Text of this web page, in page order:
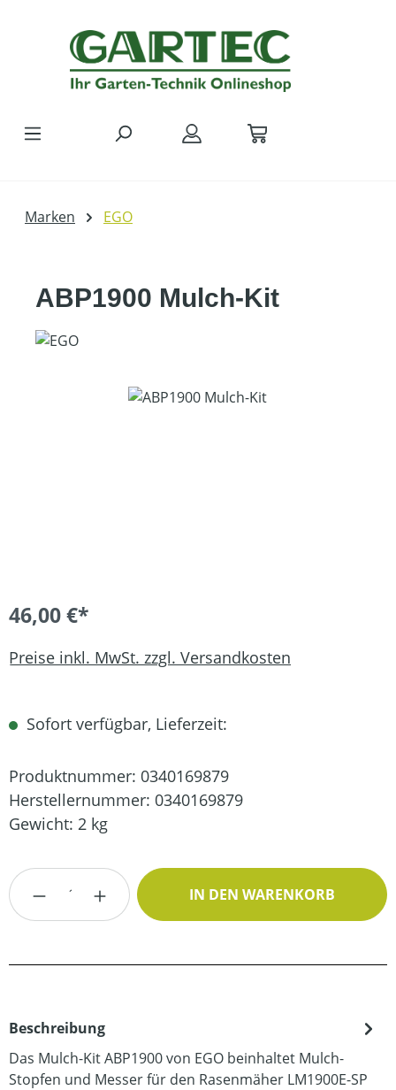
Marken EGO
ABP1900 Mulch-Kit
Bildergalerie überspringen
46,00 €*
Preise inkl. MwSt. zzgl. Versandkosten
Sofort verfügbar, Lieferzeit:
Produktnummer: 0340169879
Herstellernummer: 0340169879
Gewicht: 2 kg
Produkt Anzahl: Gib den gewünschten
IN DEN WARENKORB
Beschreibung
Das Mulch-Kit ABP1900 von EGO beinhaltet Mulch-
Stopfen und Messer für den Rasenmäher LM1900E-SP